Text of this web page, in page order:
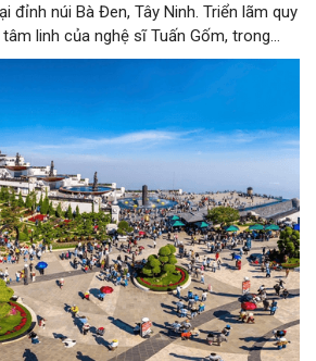
đỉnh núi Bà Đen, Tây Ninh. Triển lãm quy
linh của nghệ sĩ Tuấn Gốm, trong
sắp đặt nghệ thuật trên đỉnh núi quy mô